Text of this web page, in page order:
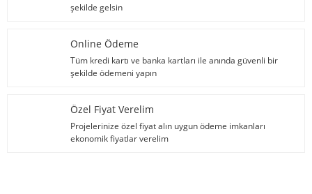
şekilde gelsin
Online Ödeme
Tüm kredi kartı ve banka kartları ile anında güvenli bir
şekilde ödemeni yapın
Özel Fiyat Verelim
Projelerinize özel fiyat alın uygun ödeme imkanları
ekonomik fiyatlar verelim